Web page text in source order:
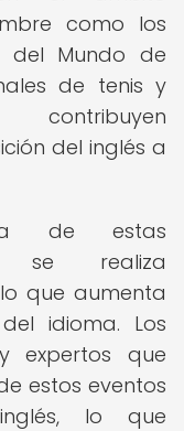
como los
del Mundo de
de tenis y
del inglés a
de estas
se realiza
que aumenta
idioma. Los
expertos que
estos eventos
lo que